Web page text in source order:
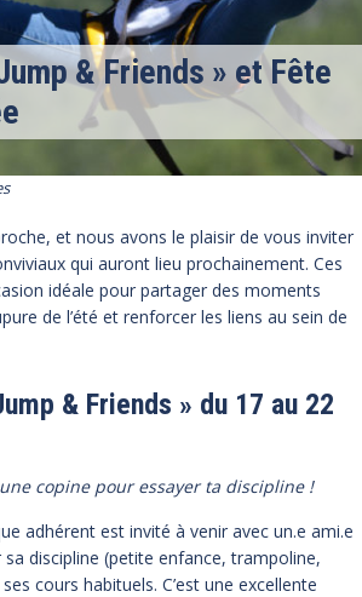
& Friends » et Fête
et nous avons le plaisir de vous inviter
qui auront lieu prochainement. Ces
idéale pour partager des moments
de l’été et renforcer les liens au sein de
& Friends » du 17 au 22
copine pour essayer ta discipline !
adhérent est invité à venir avec un.e ami.e
discipline (petite enfance, trampoline,
cours habituels. C’est une excellente